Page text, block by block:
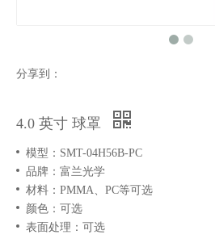
分享到：
4.0 英寸 球罩
模型： SMT-04H56B-PC
品牌： 富兰光学
材料： PMMA、PC等可选
颜色： 可选
表面处理： 可选